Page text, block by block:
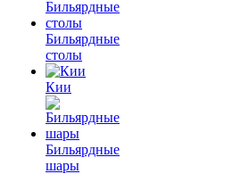
Бильярдные
столы
Кии
Бильярдные
шары